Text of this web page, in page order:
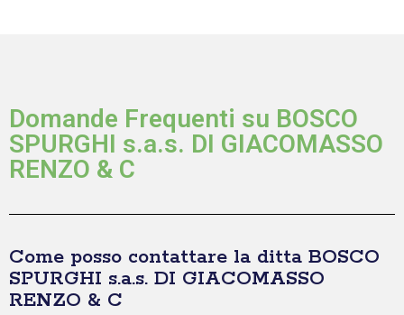
Domande Frequenti su BOSCO
SPURGHI s.a.s. DI GIACOMASSO
RENZO & C
Come posso contattare la ditta BOSCO
SPURGHI s.a.s. DI GIACOMASSO
RENZO & C